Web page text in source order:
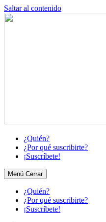
Saltar al contenido
¿Quién?
¿Por qué suscribirte?
¡Suscríbete!
Menú Cerrar
¿Quién?
¿Por qué suscribirte?
¡Suscríbete!